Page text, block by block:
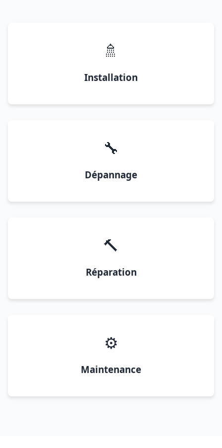
🚿
Installation
🔧
Dépannage
🔨
Réparation
⚙️
Maintenance